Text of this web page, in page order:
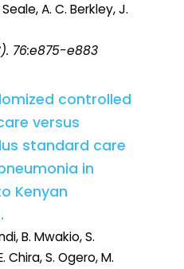
A. C. Berkley, J.
76:e875-e883
controlled
versus
standard care
in
Kenyan
B. Mwakio, S.
Chira, S. Ogero, M.